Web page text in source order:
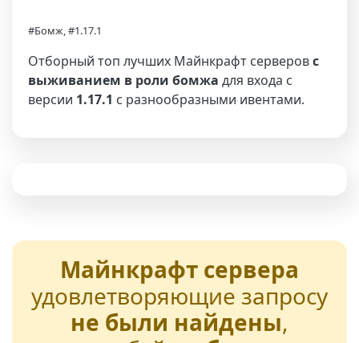
#Бомж, #1.17.1
Отборный топ лучших Майнкрафт серверовс
выживанием в роли бомжа для входа с
версии 1.17.1 с разнообразными ивентами.
Майнкрафт сервера
удовлетворяющие запросу
не были найдены,